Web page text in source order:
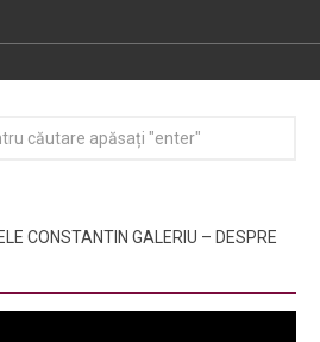
CONSTANTIN GALERIU – DESPRE